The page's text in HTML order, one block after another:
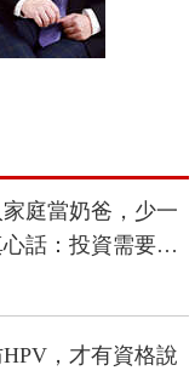
庭當奶爸，少一
話：投資需要配
，才有資格說